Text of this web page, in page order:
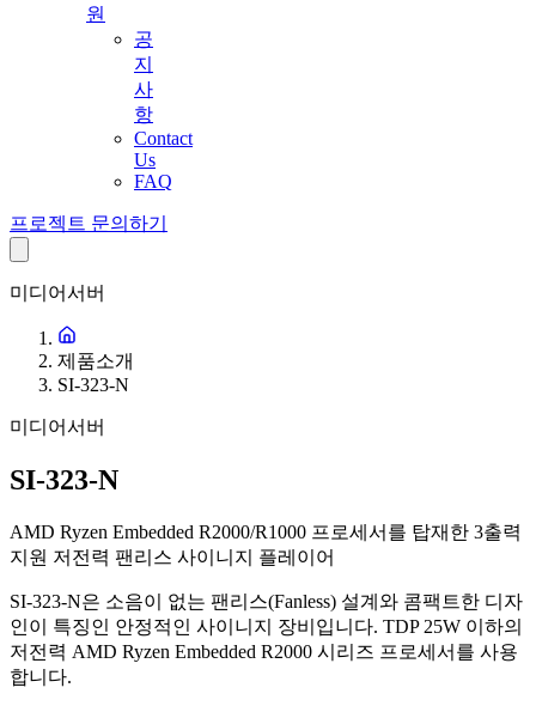
원
공
지
사
항
Contact
Us
FAQ
프로젝트 문의하기
미디어서버
제품소개
SI-323-N
미디어서버
SI-323-N
AMD Ryzen Embedded R2000/R1000 프로세서를 탑재한 3출력
지원 저전력 팬리스 사이니지 플레이어
SI-323-N은 소음이 없는 팬리스(Fanless) 설계와 콤팩트한 디자
인이 특징인 안정적인 사이니지 장비입니다. TDP 25W 이하의
저전력 AMD Ryzen Embedded R2000 시리즈 프로세서를 사용
합니다.